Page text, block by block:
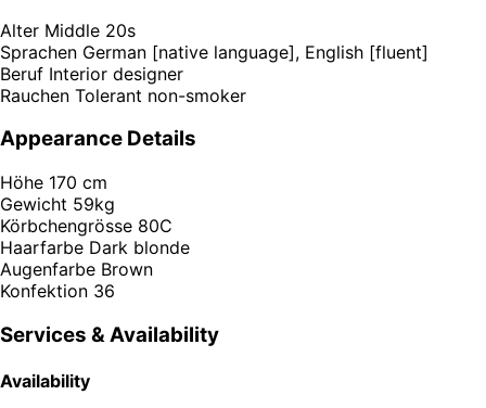
Alter Middle 20s
Sprachen German [native language], English [fluent]
Beruf Interior designer
Rauchen Tolerant non-smoker
Appearance Details
Höhe 170 cm
Gewicht 59kg
Körbchengrösse 80C
Haarfarbe Dark blonde
Augenfarbe Brown
Konfektion 36
Services & Availability
Availability